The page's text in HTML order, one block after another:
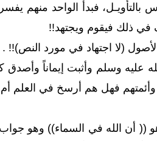
فبدأ الواحد منهم
في ذلك فيقوم ويجتهد!!
(لا اجتهاد في مورد النص)!! .
عليه وسلم وأثبت إيماناً
وأئمتهم فهل هم أرسخ في العلم
أن الله في السماء)) وهو